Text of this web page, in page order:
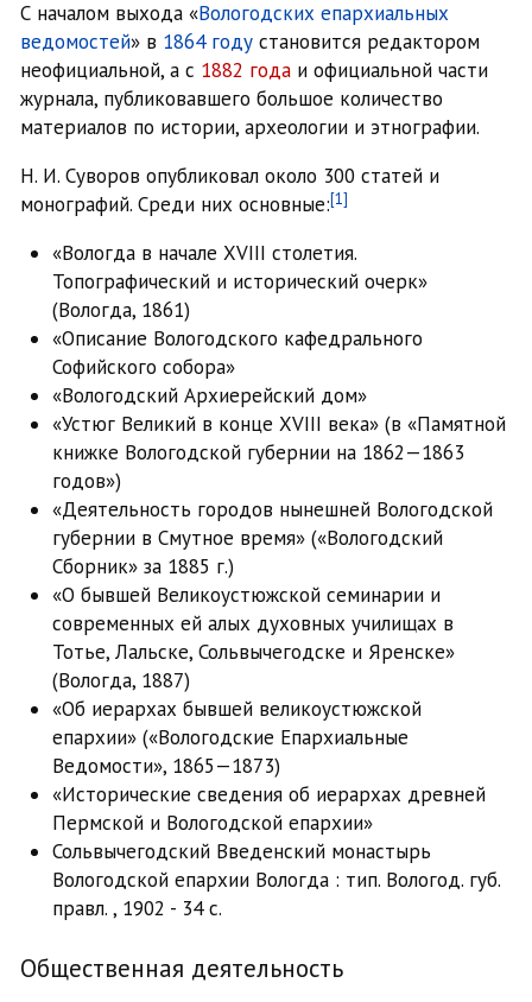
С началом выхода «Вологодских епархиальных
ведомостей» в 1864 году становится редактором
неофициальной, а с 1882 года и официальной части
журнала, публиковавшего большое количество
материалов по истории, археологии и этнографии.
Н. И. Суворов опубликовал около 300 статей и
монографий. Среди них основные:[1]
«Вологда в начале XVIII столетия.
Топографический и исторический очерк»
(Вологда, 1861)
«Описание Вологодского кафедрального
Софийского собора»
«Вологодский Архиерейский дом»
«Устюг Великий в конце XVIII века» (в «Памятной
книжке Вологодской губернии на 1862—1863
годов»)
«Деятельность городов нынешней Вологодской
губернии в Смутное время» («Вологодский
Сборник» за 1885 г.)
«О бывшей Великоустюжской семинарии и
современных ей алых духовных училищах в
Тотье, Лальске, Сольвычегодске и Яренске»
(Вологда, 1887)
«Об иерархах бывшей великоустюжской
епархии» («Вологодские Епархиальные
Ведомости», 1865—1873)
«Исторические сведения об иерархах древней
Пермской и Вологодской епархии»
Сольвычегодский Введенский монастырь
Вологодской епархии Вологда : тип. Вологод. губ.
правл. , 1902 - 34 с.
Общественная деятельность